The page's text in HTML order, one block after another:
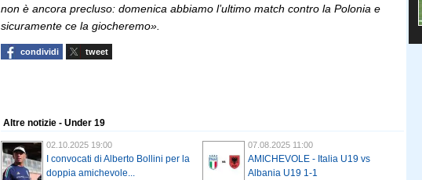
non è ancora precluso: domenica abbiamo l’ultimo match contro la Polonia e
sicuramente ce la giocheremo».
condividi tweet
Altre notizie - Under 19
02.10.2025 19:00
I convocati di Alberto Bollini per la
doppia amichevole...
07.08.2025 11:00
AMICHEVOLE - Italia U19 vs
Albania U19 1-1